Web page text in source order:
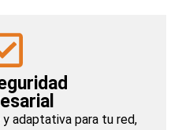
adaptativa para tu red,